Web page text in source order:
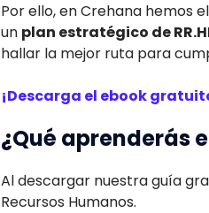
Por ello, en Crehana hemos
un plan estratégico de
hallar la mejor ruta para
¡Descarga el ebook
¿Qué aprenderás
Al descargar nuestra guía
Recursos Humanos.